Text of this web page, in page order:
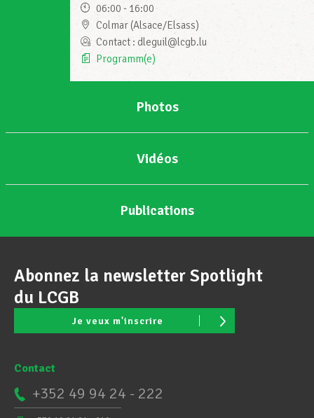
06:00 - 16:00
Colmar (Alsace/Elsass)
Contact : dleguil@lcgb.lu
Programm(e)
Photos
Vidéos
Publications
Abonnez la newsletter Spotlight
du LCGB
Je veux m'inscrire
Contact
+352 49 94 24 - 222